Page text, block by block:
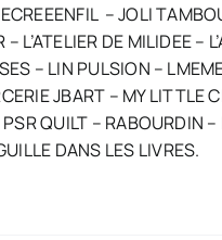
– JOLI
L’ATELIER DE MILIDEE
– LIN PULSION –
JBART – MY
QUILT – RABOURDIN
DANS LES LIVRES.